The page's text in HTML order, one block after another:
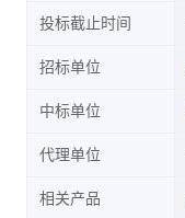
投标截止时间
招标单位
中标单位
代理单位
相关产品